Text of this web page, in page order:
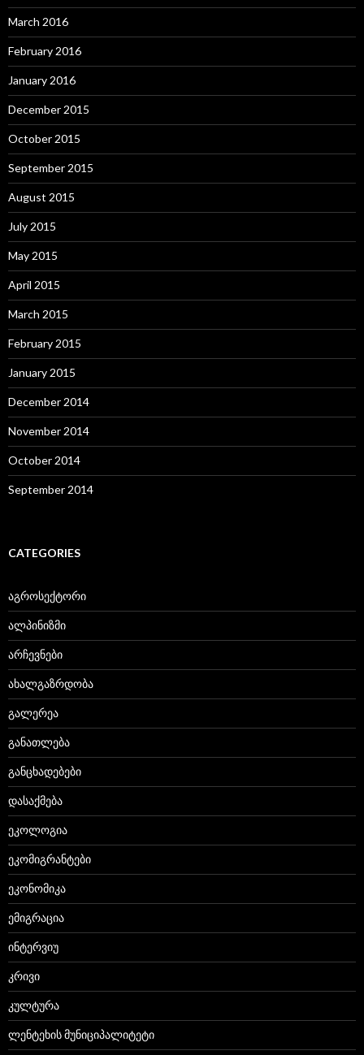
March 2016
February 2016
January 2016
December 2015
October 2015
September 2015
August 2015
July 2015
May 2015
April 2015
March 2015
February 2015
January 2015
December 2014
November 2014
October 2014
September 2014
CATEGORIES
აგროსექტორი
ალპინიზმი
არჩევნები
ახალგაზრდობა
გალერეა
განათლება
განცხადებები
დასაქმება
ეკოლოგია
ეკომიგრანტები
ეკონომიკა
ემიგრაცია
ინტერვიუ
კრივი
კულტურა
ლენტეხის მუნიციპალიტეტი